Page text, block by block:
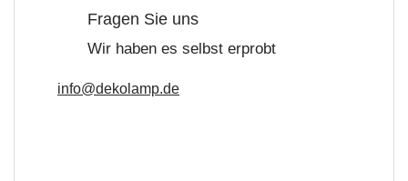
Fragen Sie uns
Wir haben es selbst erprobt
info@dekolamp.de